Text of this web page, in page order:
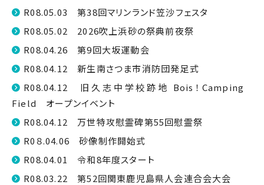
R08.05.03 第38回マリンランド笠沙フェスタ
R08.05.02 2026吹上浜砂の祭典前夜祭
R08.04.26 第9回大坂運動会
R08.04.12 新生南さつま市消防団発足式
R08.04.12 旧久志中学校跡地 Bois！Camping
Field オープンイベント
R08.04.12 万世特攻慰霊碑第55回慰霊祭
R0８.04.06 砂像制作開始式
R08.04.01 令和8年度スタート
R08.03.22 第52回関東鹿児島県人会連合会大会